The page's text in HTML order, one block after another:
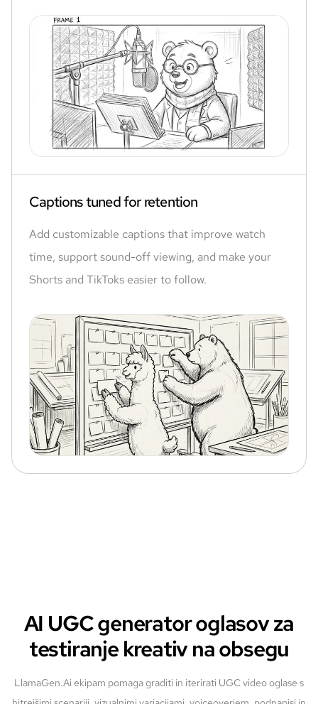
Captions tuned for retention
Add customizable captions that improve watch
time, support sound-off viewing, and make your
Shorts and TikToks easier to follow.
AI UGC generator oglasov za
testiranje kreativ na obsegu
LlamaGen.Ai ekipam pomaga graditi in iterirati UGC video oglase s